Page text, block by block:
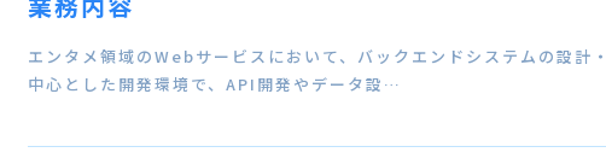
エンタメ領域のWebサービスにおいて、バックエンドシステムの設計
中心とした開発環境で、API開発やデータ設…